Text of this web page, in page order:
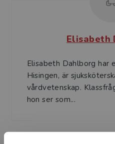
Elisabeth
Elisabeth Dahlborg har
Hisingen, är
vårdvetenskap.
hon ser som...